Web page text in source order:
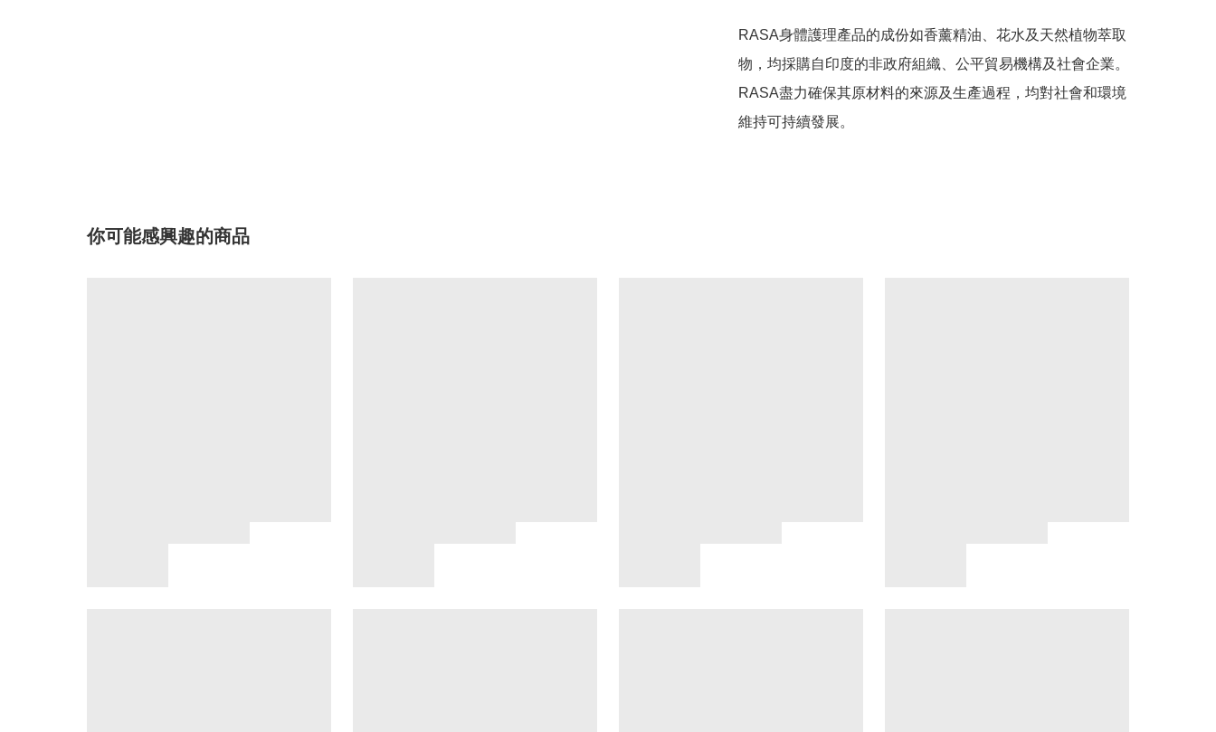
RASA身體護理產品的成份如香薰精油、花水及天然植物萃取
物，均採購自印度的非政府組織、公平貿易機構及社會企業。
RASA盡力確保其原材料的來源及生產過程，均對社會和環境
維持可持續發展。
你可能感興趣的商品